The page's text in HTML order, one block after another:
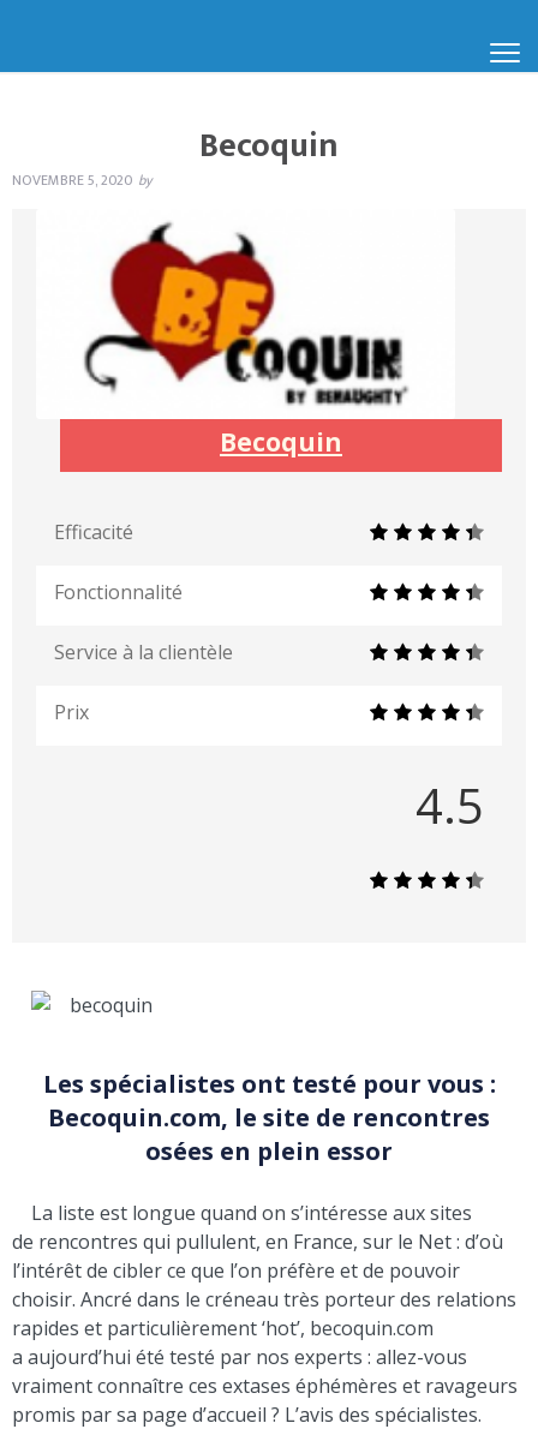
Becoquin
NOVEMBRE 5, 2020 by
Becoquin
Efficacité
Fonctionnalité
Service à la clientèle
Prix
4.5
Les spécialistes ont testé pour vous :
Becoquin.com, le site de rencontres
osées en plein essor
La liste est longue quand on s’intéresse aux sites
de rencontres qui pullulent, en France, sur le Net : d’où
l’intérêt de cibler ce que l’on préfère et de pouvoir
choisir. Ancré dans le créneau très porteur des relations
rapides et particulièrement ‘hot’, becoquin.com
a aujourd’hui été testé par nos experts : allez-vous
vraiment connaître ces extases éphémères et ravageurs
promis par sa page d’accueil ? L’avis des spécialistes.